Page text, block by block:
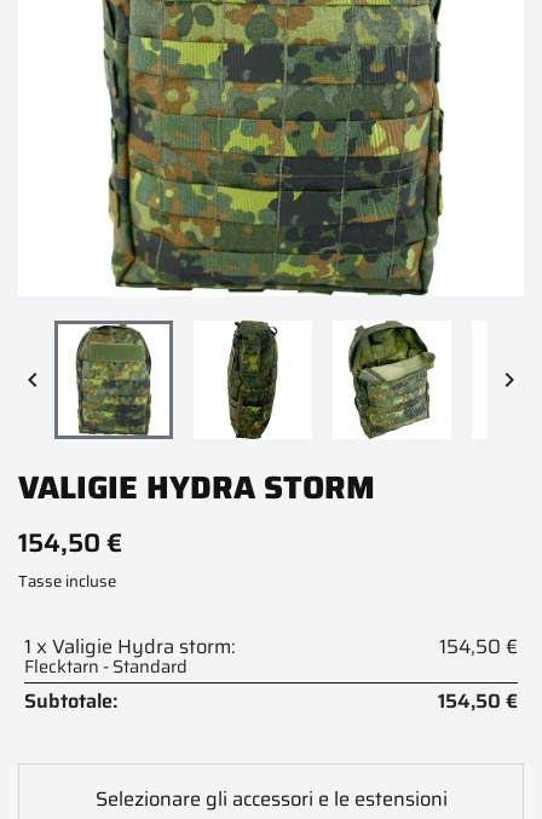
 
VALIGIE HYDRA STORM
154,50 €
Tasse incluse
1 x Valigie Hydra storm:
Flecktarn - Standard
154,50 €
Subtotale:
154,50 €
Selezionare gli accessori e le estensioni